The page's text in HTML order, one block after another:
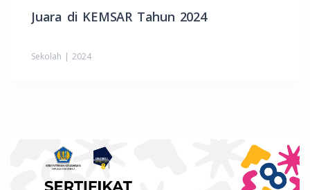
Juara di KEMSAR Tahun 2024
Sekolah | 2024